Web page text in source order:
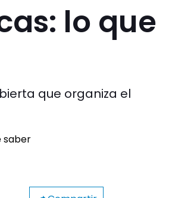
lo que
que organiza el